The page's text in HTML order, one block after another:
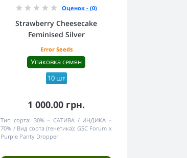
Оценок - (0)
Strawberry Cheesecake
Feminised Silver
Error Seeds
Упаковка семян
10 шт
1 000.00 грн.
Тип сорта: 30% – САТИВА / ИНДИКА –
70%
Вид сорта (генетика): GSC Forum x
Purple Panty Dropper